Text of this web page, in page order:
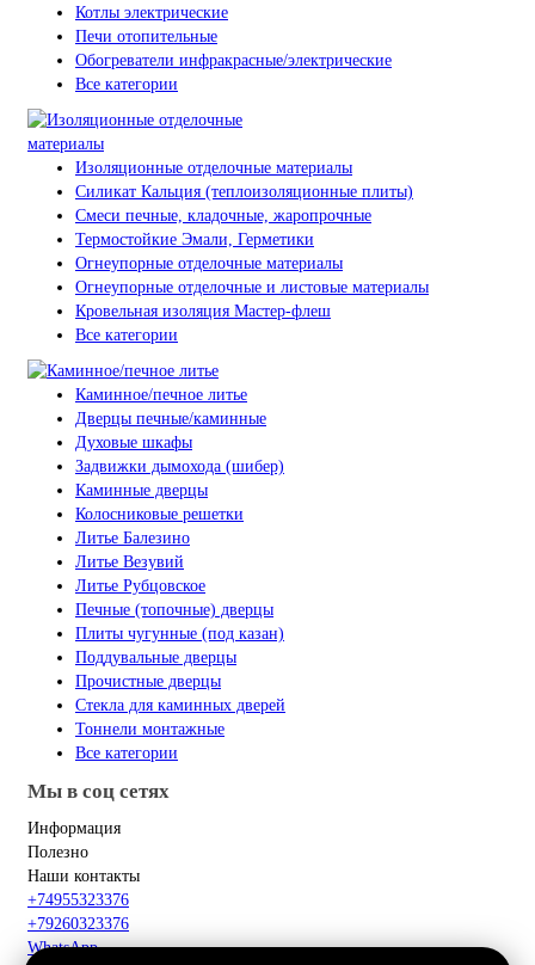
Котлы электрические
Печи отопительные
Обогреватели инфракрасные/электрические
Все категории
Изоляционные отделочные материалы
Силикат Кальция (теплоизоляционные плиты)
Смеси печные, кладочные, жаропрочные
Термостойкие Эмали, Герметики
Огнеупорные отделочные материалы
Огнеупорные отделочные и листовые материалы
Кровельная изоляция Мастер-флеш
Все категории
Каминное/печное литье
Дверцы печные/каминные
Духовые шкафы
Задвижки дымохода (шибер)
Каминные дверцы
Колосниковые решетки
Литье Балезино
Литье Везувий
Литье Рубцовское
Печные (топочные) дверцы
Плиты чугунные (под казан)
Поддувальные дверцы
Прочистные дверцы
Стекла для каминных дверей
Тоннели монтажные
Все категории
Мы в соц сетях
Информация
Полезно
Наши контакты
+74955323376
+79260323376
WhatsApp